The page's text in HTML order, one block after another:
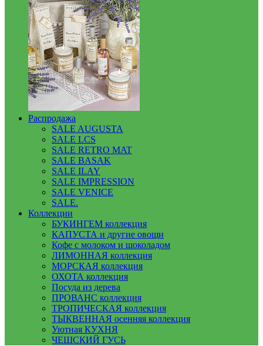
Распродажа
SALE AUGUSTA
SALE LCS
SALE RETRO MAT
SALE BASAK
SALE ILAY
SALE IMPRESSION
SALE VENICE
SALE.
Коллекции
БУКИНГЕМ коллекция
КАПУСТА и другие овощи
Кофе с молоком и шоколадом
ЛИМОННАЯ коллекция
МОРСКАЯ коллекция
ОХОТА коллекция
Посуда из дерева
ПРОВАНС коллекция
ТРОПИЧЕСКАЯ коллекция
ТЫКВЕННАЯ осенняя коллекция
Уютная КУХНЯ
ЧЕШСКИЙ ГУСЬ